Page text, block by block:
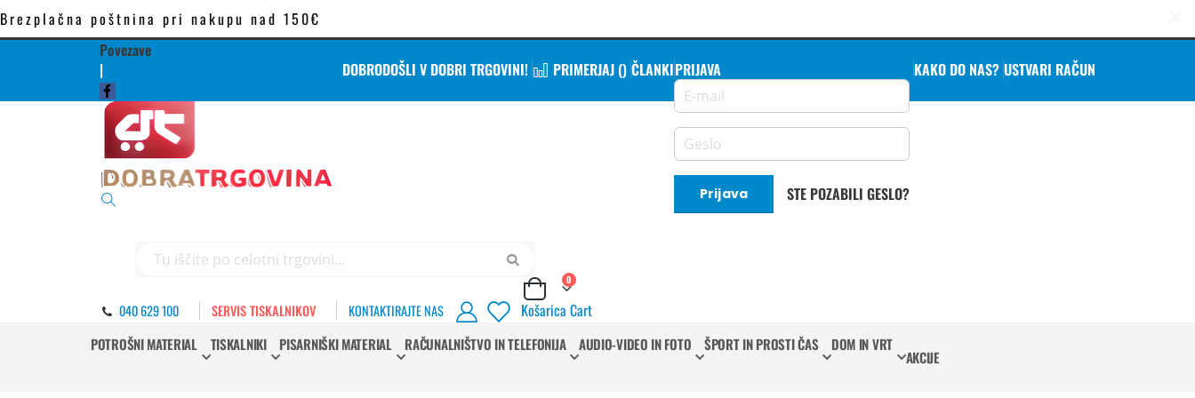
Brezplačna poštnina pri nakupu nad 150€
Povezave
DOBRODOŠLI V DOBRI TRGOVINI!
PRIMERJAJ () ČLANKIPRIJAVA
Prijava STE POZABILI GESLO?
KAKO DO NAS? USTVARI RAČUN
|
040 629 100 SERVIS TISKALNIKOV KONTAKTIRAJTE NAS
Cart
0izdelki
Košarica Cart
POTROŠNI MATERIAL TISKALNIKI PISARNIŠKI MATERIAL RAČUNALNIŠTVO IN TELEFONIJA AUDIO-VIDEO IN FOTO ŠPORT IN PROSTI ČAS DOM IN VRT
AKCIJE